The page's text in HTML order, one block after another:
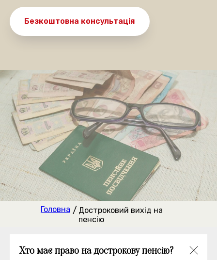
Безкоштовна консультація
Головна / Достроковий вихід на
пенсію
Хто має право на дострокову пенсію?
Інше місто
Даю згоду наобробку персональних даних
Очікуємо на дзвінок